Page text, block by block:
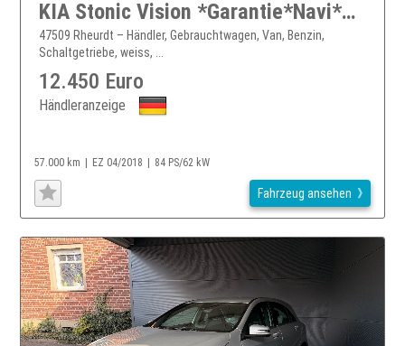
KIA Stonic Vision *Garantie*Navi*159EUR mtl.
47509 Rheurdt – Händler, Gebrauchtwagen, Van, Benzin,
Schaltgetriebe, weiss, ...
12.450 Euro
Händleranzeige
57.000 km EZ 04/2018 84 PS/62 kW
Fahrzeug ansehen